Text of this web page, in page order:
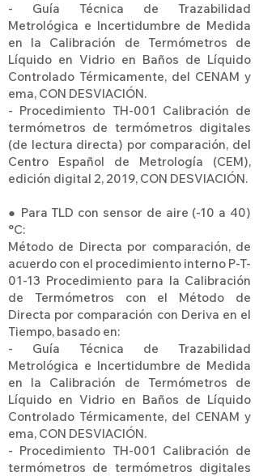
- Guía Técnica de Trazabilidad
Metrológica e Incertidumbre de Medida
en la Calibración de Termómetros de
Líquido en Vidrio en Baños de Líquido
Controlado Térmicamente, del CENAM y
ema, CON DESVIACIÓN.
- Procedimiento TH-001 Calibración de
termómetros de termómetros digitales
(de lectura directa) por comparación, del
Centro Español de Metrología (CEM),
edición digital 2, 2019, CON DESVIACIÓN.
● Para TLD con sensor de aire (-10 a 40)
°C:
Método de Directa por comparación, de
acuerdo con el procedimiento interno P-T-
01-13 Procedimiento para la Calibración
de Termómetros con el Método de
Directa por comparación con Deriva en el
Tiempo, basado en:
- Guía Técnica de Trazabilidad
Metrológica e Incertidumbre de Medida
en la Calibración de Termómetros de
Líquido en Vidrio en Baños de Líquido
Controlado Térmicamente, del CENAM y
ema, CON DESVIACIÓN.
- Procedimiento TH-001 Calibración de
termómetros de termómetros digitales